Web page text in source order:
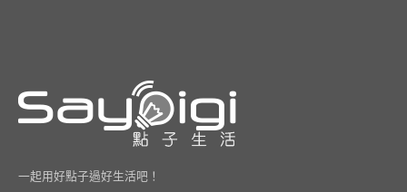
一起用好點子過好生活吧！